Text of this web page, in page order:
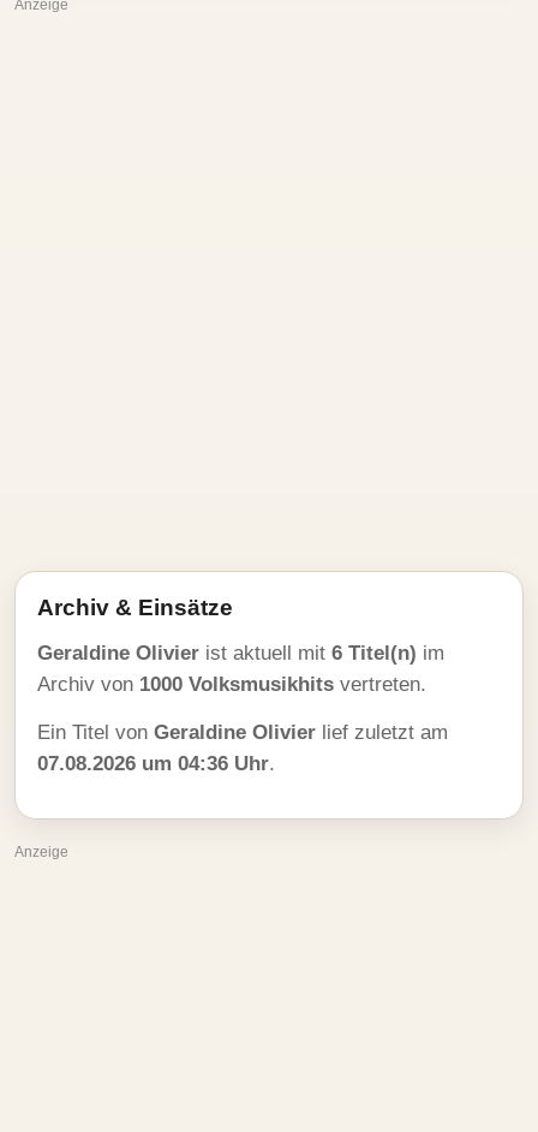
Anzeige
Archiv & Einsätze
Geraldine Olivier ist aktuell mit 6 Titel(n) im
Archiv von 1000 Volksmusikhits vertreten.
Ein Titel von Geraldine Olivier lief zuletzt am
07.08.2026 um 04:36 Uhr.
Anzeige